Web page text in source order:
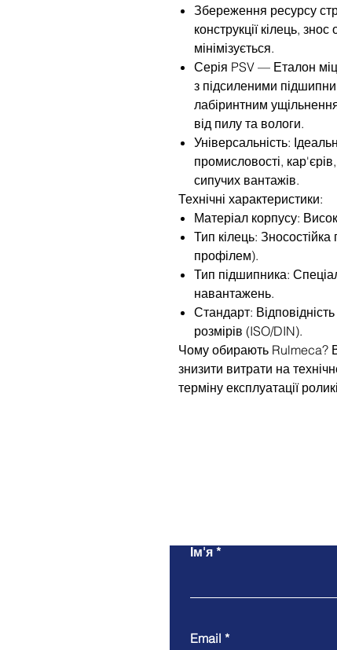
Збереження ресурсу
конструкції кілець,
мінімізується.
Серія PSV — Еталон
з підсиленими
лабіринтним
від пилу та вологи.
Універсальність:
промисловості,
сипучих вантажів.
Технічні характеристики:
Матеріал корпусу:
Тип кілець:
профілем).
Тип підшипника:
навантажень.
Стандарт:
розмірів (ISO/DIN).
Чому обирають Rulmeca?
знизити витрати на
терміну експлуатації
Ім'я
Email